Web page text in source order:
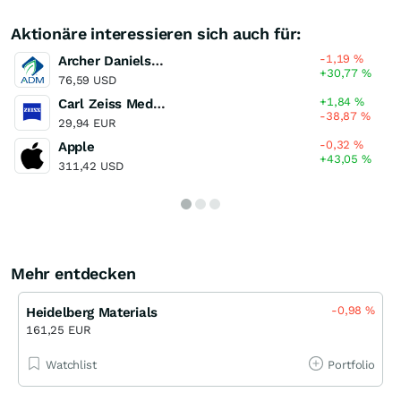
Aktionäre interessieren sich auch für:
Archer Daniels Midland Company
76,59 USD
-1,19%
+30,77%
Carl Zeiss Meditec
29,94 EUR
+1,84%
-38,87%
Apple
311,42 USD
-0,32%
+43,05%
Mehr entdecken
Heidelberg Materials
161,25 EUR
-0,98%
Watchlist Portfolio